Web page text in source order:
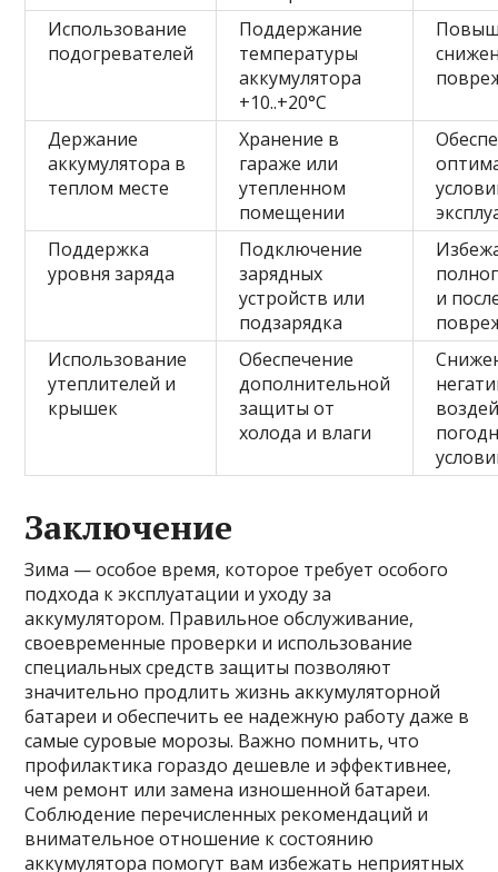
Использование
подогревателей
Поддержание
температуры
аккумулятора
+10..+20°C
Держание
аккумулятора в
теплом месте
Хранение в
гараже или
утепленном
помещении
Поддержка
уровня заряда
Подключение
зарядных
устройств или
подзарядка
и
Использование
утеплителей и
крышек
Обеспечение
дополнительной
защиты от
холода и влаги
Заключение
Зима — особое время, которое требует особого
подхода к эксплуатации и уходу за
аккумулятором. Правильное обслуживание,
своевременные проверки и использование
специальных средств защиты позволяют
значительно продлить жизнь аккумуляторной
батареи и обеспечить ее надежную работу даже в
самые суровые морозы. Важно помнить, что
профилактика гораздо дешевле и эффективнее,
чем ремонт или замена изношенной батареи.
Соблюдение перечисленных рекомендаций и
внимательное отношение к состоянию
аккумулятора помогут вам избежать неприятных